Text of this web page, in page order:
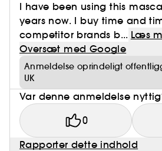
I have been using this
years now. I buy time and
competitor brands b... Læs
Oversæt med Google
Anmeldelse oprindeligt
UK
Var denne anmeldelse
0
Rapporter dette indhold